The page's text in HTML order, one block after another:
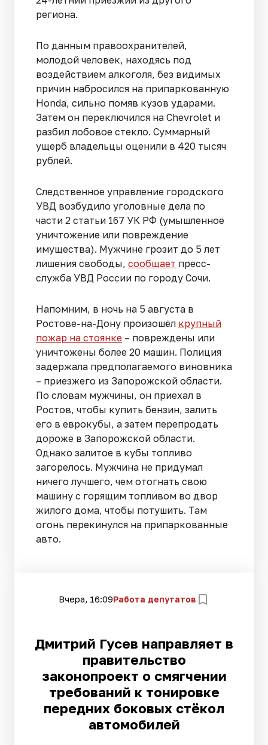
региона.
По данным правоохранителей,
молодой человек, находясь под
воздействием алкоголя, без видимых
причин набросился на припаркованную
Honda, сильно помяв кузов ударами.
Затем он переключился на Chevrolet и
разбил лобовое стекло. Суммарный
ущерб владельцы оценили в 420 тысяч
рублей.
Следственное управление городского
УВД возбудило уголовные дела по
части 2 статьи 167 УК РФ (умышленное
уничтожение или повреждение
имущества). Мужчине грозит до 5 лет
лишения свободы, сообщает пресс-
служба УВД России по городу Сочи.
Напомним, в ночь на 5 августа в
Ростове-на-Дону произошёл крупный
пожар на стоянке – повреждены или
уничтожены более 20 машин. Полиция
задержала предполагаемого виновника
– приезжего из Запорожской области.
По словам мужчины, он приехал в
Ростов, чтобы купить бензин, залить
его в еврокубы, а затем перепродать
дороже в Запорожской области.
Однако залитое в кубы топливо
загорелось. Мужчина не придумал
ничего лучшего, чем отогнать свою
машину с горящим топливом во двор
жилого дома, чтобы потушить. Там
огонь перекинулся на припаркованные
авто.
Вчера, 16:09Работа депутатов
Дмитрий Гусев направляет в
правительство
законопроект о смягчении
требований к тонировке
передних боковых стёкол
автомобилей